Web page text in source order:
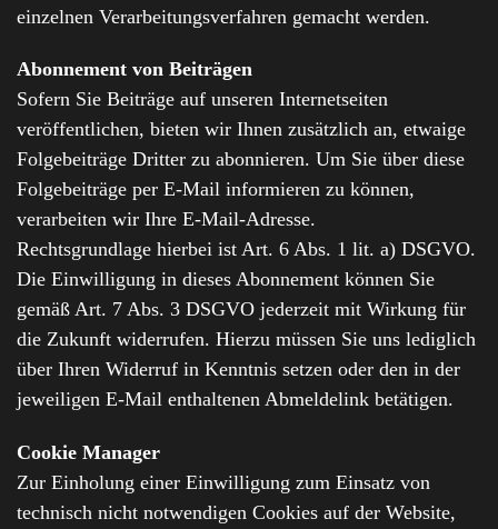
einzelnen Verarbeitungsverfahren gemacht werden.
Abonnement von Beiträgen
Sofern Sie Beiträge auf unseren Internetseiten
veröffentlichen, bieten wir Ihnen zusätzlich an, etwaige
Folgebeiträge Dritter zu abonnieren. Um Sie über diese
Folgebeiträge per E-Mail informieren zu können,
verarbeiten wir Ihre E-Mail-Adresse.
Rechtsgrundlage hierbei ist Art. 6 Abs. 1 lit. a) DSGVO.
Die Einwilligung in dieses Abonnement können Sie
gemäß Art. 7 Abs. 3 DSGVO jederzeit mit Wirkung für
die Zukunft widerrufen. Hierzu müssen Sie uns lediglich
über Ihren Widerruf in Kenntnis setzen oder den in der
jeweiligen E-Mail enthaltenen Abmeldelink betätigen.
Cookie Manager
Zur Einholung einer Einwilligung zum Einsatz von
technisch nicht notwendigen Cookies auf der Website,